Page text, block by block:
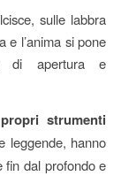
sulle labbra
e l’anima si pone
di apertura e
strumenti
hanno
fin dal profondo e